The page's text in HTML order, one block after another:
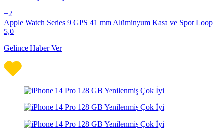
+2
Apple Watch Series 9 GPS 41 mm Alüminyum Kasa ve Spor Loop
5,0
Gelince Haber Ver